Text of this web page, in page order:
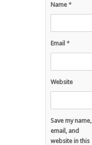
Name *
Email *
Website
Save my name,
email, and
website in this